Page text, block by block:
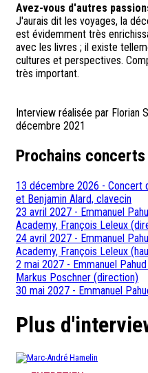
Avez-vous d'autres
J'aurais dit les voyages, la
est évidemment très
avec les livres ; il existe
cultures et perspectives.
très important.
Interview réalisée par Florian
décembre 2021
Prochains concerts
13 décembre 2026 - Concert
et Benjamin Alard, clavecin
23 avril 2027 - Emmanuel
Academy, François Leleux
24 avril 2027 - Emmanuel
Academy, François Leleux
2 mai 2027 - Emmanuel
Markus Poschner (direction)
30 mai 2027 - Emmanuel
Plus